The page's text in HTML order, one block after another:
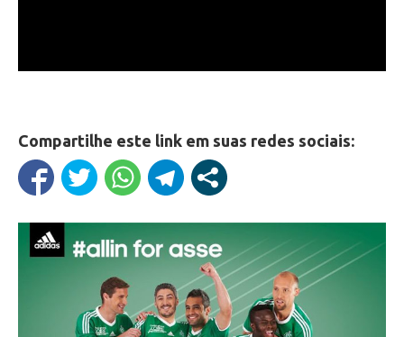
Compartilhe este link em suas redes sociais: